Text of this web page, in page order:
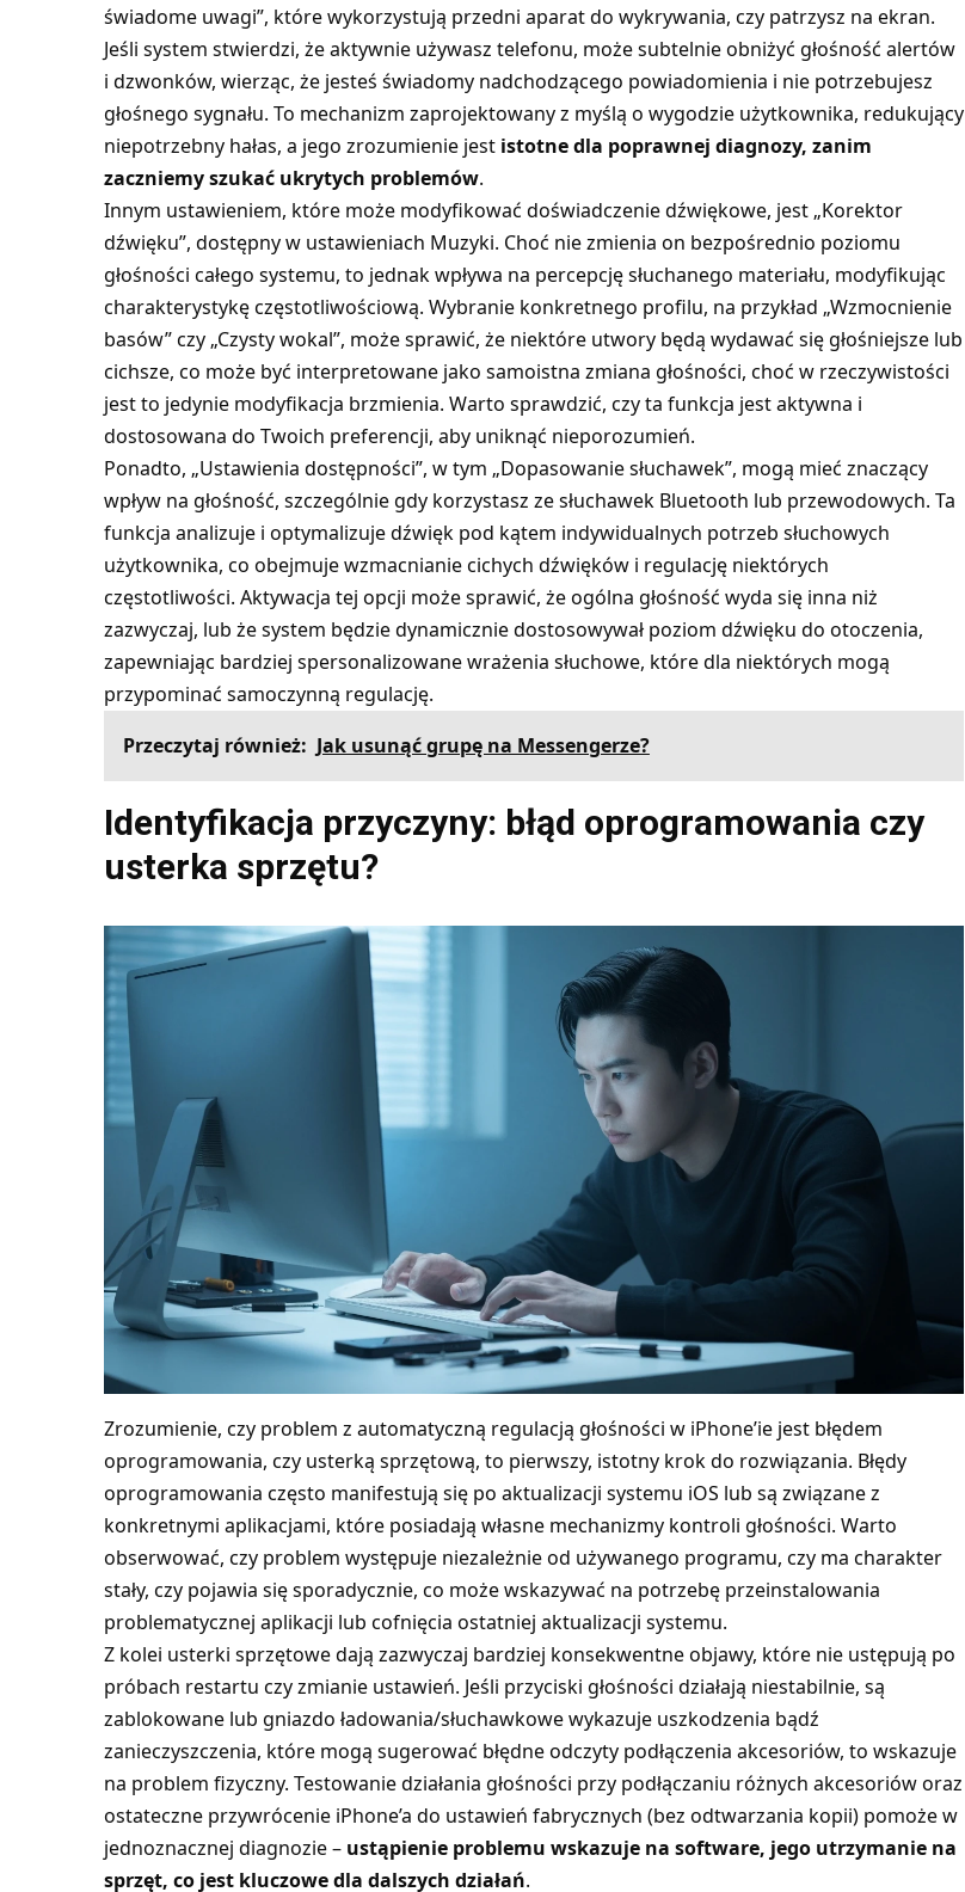
świadome uwagi”, które wykorzystują przedni aparat do wykrywania, czy patrzysz na ekran.
Jeśli system stwierdzi, że aktywnie używasz telefonu, może subtelnie obniżyć głośność alertów
i dzwonków, wierząc, że jesteś świadomy nadchodzącego powiadomienia i nie potrzebujesz
głośnego sygnału. To mechanizm zaprojektowany z myślą o wygodzie użytkownika, redukujący
niepotrzebny hałas, a jego zrozumienie jest istotne dla poprawnej diagnozy, zanim
zaczniemy szukać ukrytych problemów.
Innym ustawieniem, które może modyfikować doświadczenie dźwiękowe, jest „Korektor
dźwięku”, dostępny w ustawieniach Muzyki. Choć nie zmienia on bezpośrednio poziomu
głośności całego systemu, to jednak wpływa na percepcję słuchanego materiału, modyfikując
charakterystykę częstotliwościową. Wybranie konkretnego profilu, na przykład „Wzmocnienie
basów” czy „Czysty wokal”, może sprawić, że niektóre utwory będą wydawać się głośniejsze lub
cichsze, co może być interpretowane jako samoistna zmiana głośności, choć w rzeczywistości
jest to jedynie modyfikacja brzmienia. Warto sprawdzić, czy ta funkcja jest aktywna i
dostosowana do Twoich preferencji, aby uniknąć nieporozumień.
Ponadto, „Ustawienia dostępności”, w tym „Dopasowanie słuchawek”, mogą mieć znaczący
wpływ na głośność, szczególnie gdy korzystasz ze słuchawek Bluetooth lub przewodowych. Ta
funkcja analizuje i optymalizuje dźwięk pod kątem indywidualnych potrzeb słuchowych
użytkownika, co obejmuje wzmacnianie cichych dźwięków i regulację niektórych
częstotliwości. Aktywacja tej opcji może sprawić, że ogólna głośność wyda się inna niż
zazwyczaj, lub że system będzie dynamicznie dostosowywał poziom dźwięku do otoczenia,
zapewniając bardziej spersonalizowane wrażenia słuchowe, które dla niektórych mogą
przypominać samoczynną regulację.
Przeczytaj również: Jak usunąć grupę na Messengerze?
Identyfikacja przyczyny: błąd oprogramowania czy
usterka sprzętu?
Zrozumienie, czy problem z automatyczną regulacją głośności w iPhone’ie jest błędem
oprogramowania, czy usterką sprzętową, to pierwszy, istotny krok do rozwiązania. Błędy
oprogramowania często manifestują się po aktualizacji systemu iOS lub są związane z
konkretnymi aplikacjami, które posiadają własne mechanizmy kontroli głośności. Warto
obserwować, czy problem występuje niezależnie od używanego programu, czy ma charakter
stały, czy pojawia się sporadycznie, co może wskazywać na potrzebę przeinstalowania
problematycznej aplikacji lub cofnięcia ostatniej aktualizacji systemu.
Z kolei usterki sprzętowe dają zazwyczaj bardziej konsekwentne objawy, które nie ustępują po
próbach restartu czy zmianie ustawień. Jeśli przyciski głośności działają niestabilnie, są
zablokowane lub gniazdo ładowania/słuchawkowe wykazuje uszkodzenia bądź
zanieczyszczenia, które mogą sugerować błędne odczyty podłączenia akcesoriów, to wskazuje
na problem fizyczny. Testowanie działania głośności przy podłączaniu różnych akcesoriów oraz
ostateczne przywrócenie iPhone’a do ustawień fabrycznych (bez odtwarzania kopii) pomoże w
jednoznacznej diagnozie – ustąpienie problemu wskazuje na software, jego utrzymanie na
sprzęt, co jest kluczowe dla dalszych działań.